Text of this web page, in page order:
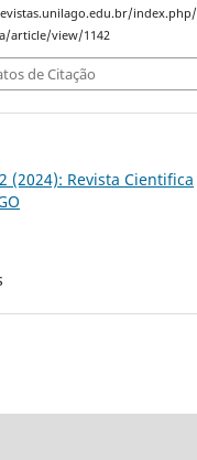
article/view/1142
de Citação
(2024): Revista Cientifica